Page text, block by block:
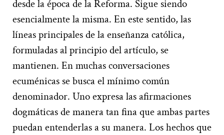
desde la época de la Reforma. Sigue siendo
esencialmente la misma. En este sentido, las
líneas principales de la enseñanza católica,
formuladas al principio del artículo, se
mantienen. En muchas conversaciones
ecuménicas se busca el mínimo común
denominador. Uno expresa las afirmaciones
dogmáticas de manera tan fina que ambas partes
puedan entenderlas a su manera. Los hechos que